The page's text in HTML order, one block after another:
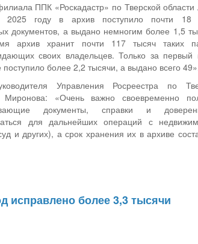
ППК «Роскадастр» по Тверской области
2025 году в архив поступило почти 18
документов, а выдано немногим более 1,5
архив хранит почти 117 тысяч таких
своих владельцев. Только за первый
поступило более 2,2 тысячи, а выдано всего
Управления Росреестра по
«Очень важно своевременно
документы, справки и
для дальнейших операций с
и других), а срок хранения их в архиве
исправлено более 3,3 тысячи